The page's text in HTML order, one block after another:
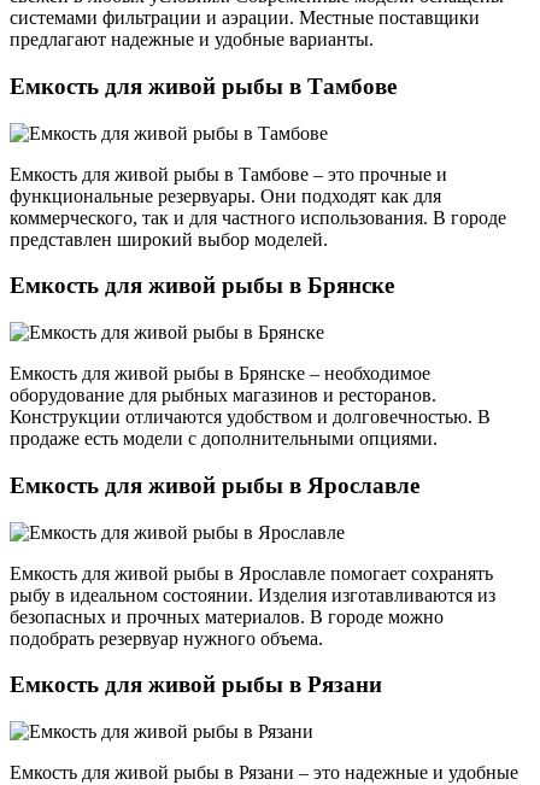
системами фильтрации и аэрации. Местные поставщики
предлагают надежные и удобные варианты.
Емкость для живой рыбы в Тамбове
Емкость для живой рыбы в Тамбове – это прочные и
функциональные резервуары. Они подходят как для
коммерческого, так и для частного использования. В городе
представлен широкий выбор моделей.
Емкость для живой рыбы в Брянске
Емкость для живой рыбы в Брянске – необходимое
оборудование для рыбных магазинов и ресторанов.
Конструкции отличаются удобством и долговечностью. В
продаже есть модели с дополнительными опциями.
Емкость для живой рыбы в Ярославле
Емкость для живой рыбы в Ярославле помогает сохранять
рыбу в идеальном состоянии. Изделия изготавливаются из
безопасных и прочных материалов. В городе можно
подобрать резервуар нужного объема.
Емкость для живой рыбы в Рязани
Емкость для живой рыбы в Рязани – это надежные и удобные